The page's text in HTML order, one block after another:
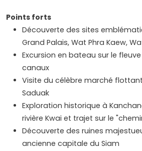
Points forts
Découverte des sites
Grand Palais, Wat Phra Kaew,
Excursion en bateau sur le
canaux
Visite du célèbre marché
Saduak
Exploration historique à
rivière Kwai et trajet sur le
Découverte des ruines
ancienne capitale du Siam